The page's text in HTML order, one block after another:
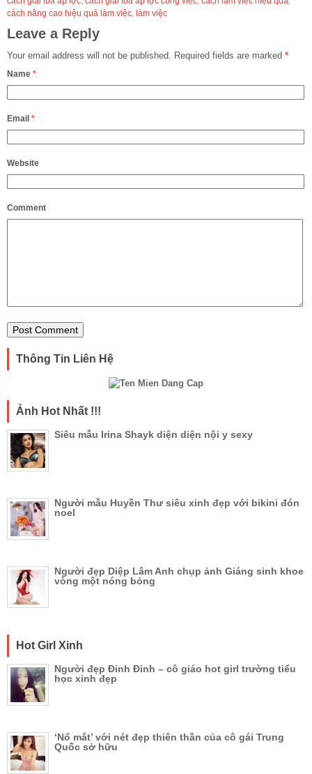
cách nâng cao hiệu quả làm việc, làm việc
Leave a Reply
Your email address will not be published. Required fields are marked *
Name *
Email *
Website
Comment
Thông Tin Liên Hệ
Ảnh Hot Nhất !!!
Siêu mẫu Irina Shayk diện diện nội y sexy
Người mẫu Huyền Thư siêu xinh đẹp với bikini đón
noel
Người đẹp Diệp Lâm Anh chụp ảnh Giáng sinh khoe
vòng một nóng bỏng
Hot Girl Xinh
Người đẹp Đinh Đinh – cô giáo hot girl trường tiểu
học xinh đẹp
‘Nổ mắt’ với nét đẹp thiên thần của cô gái Trung
Quốc sở hữu